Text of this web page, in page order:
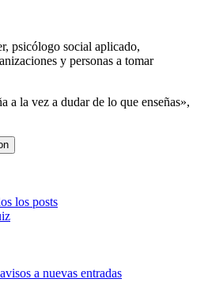
psicólogo social aplicado,
y personas a tomar
a la vez a dudar de lo que enseñas»,
los posts
a nuevas entradas